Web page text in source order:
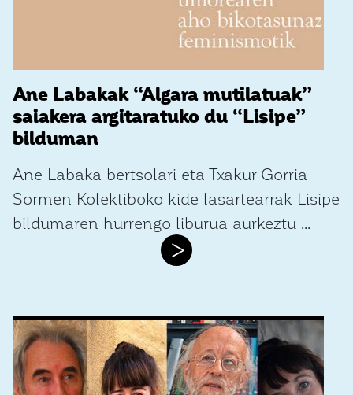
Ane Labakak “Algara mutilatuak”
saiakera argitaratuko du “Lisipe”
bilduman
Ane Labaka bertsolari eta Txakur Gorria
Sormen Kolektiboko kide lasartearrak Lisipe
bildumaren hurrengo liburua aurkeztu ...
>